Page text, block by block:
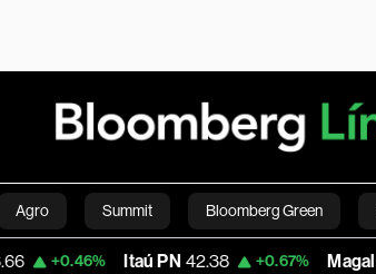
Agro Summit Bloomberg Green
pessoais Viagens Internacional
Itaú PN 42.38 +0.67% Magalu 4.79